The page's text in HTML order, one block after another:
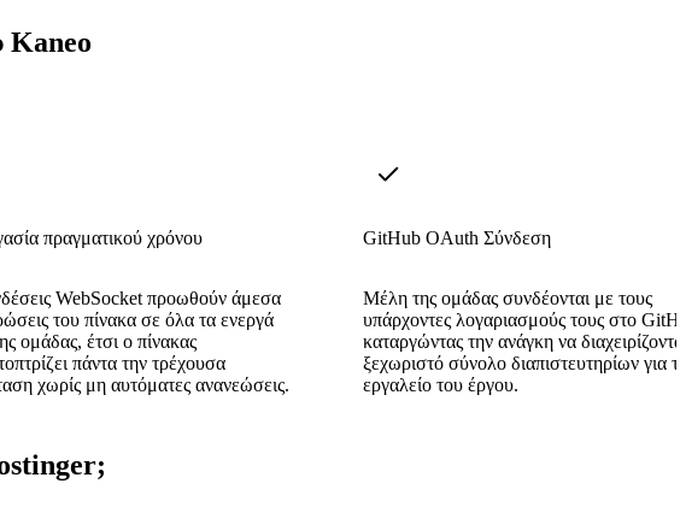
Kaneo
πραγματικού χρόνου
WebSocket προωθούν άμεσα
του πίνακα σε όλα τα ενεργά
ομάδας, έτσι ο πίνακας
πάντα την τρέχουσα
χωρίς μη αυτόματες ανανεώσεις.
GitHub OAuth Σύνδεση
Μέλη της ομάδας συνδέονται με τους
υπάρχοντες λογαριασμούς τους στο
καταργώντας την ανάγκη να
ξεχωριστό σύνολο διαπιστευτηρίων για
εργαλείο του έργου.